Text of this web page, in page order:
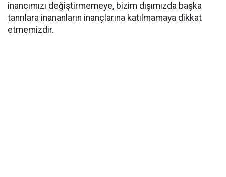
inancımızı değiştirmemeye, bizim dışımızda başka
tanrılara inananların inançlarına katılmamaya dikkat
etmemizdir.